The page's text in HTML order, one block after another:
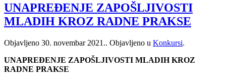
UNAPREĐENJE ZAPOŠLJIVOSTI
MLADIH KROZ RADNE PRAKSE
Objavljeno 30. novembar 2021.. Objavljeno u Konkursi.
UNAPREĐENJE ZAPOŠLJIVOSTI MLADIH KROZ
RADNE PRAKSE